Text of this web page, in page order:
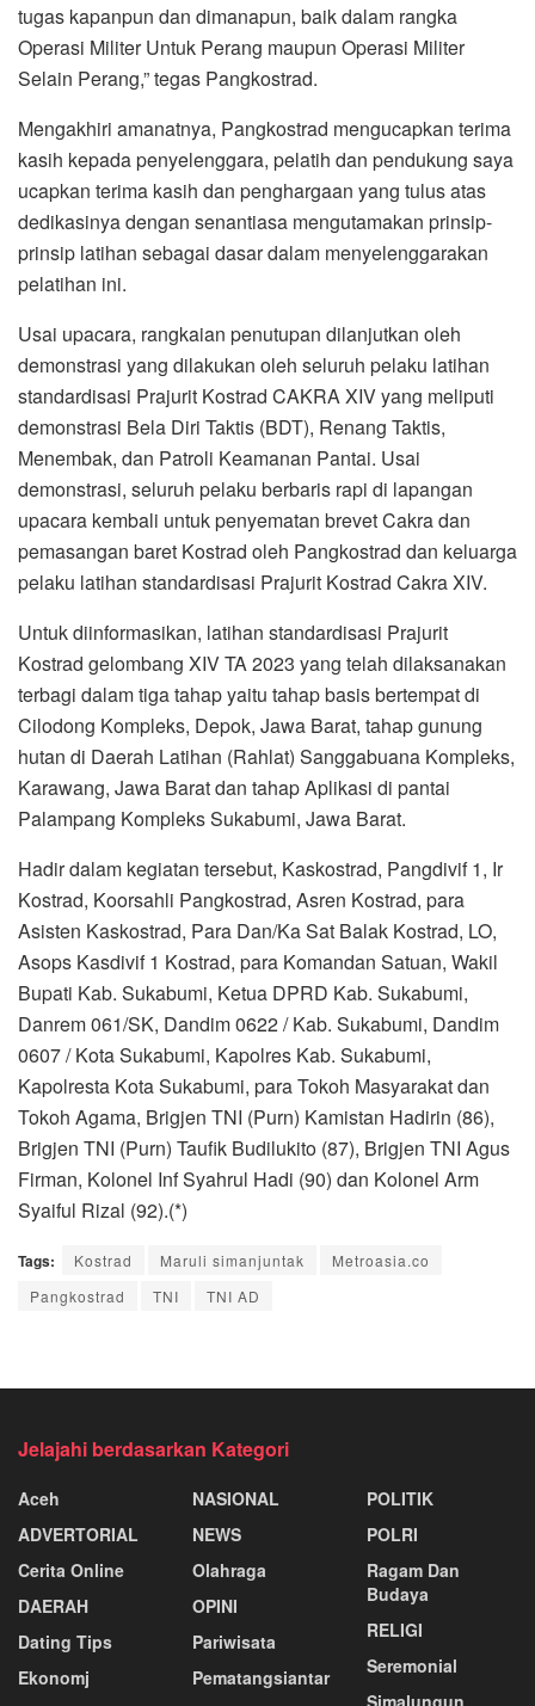
tugas kapanpun dan dimanapun, baik dalam rangka
Operasi Militer Untuk Perang maupun Operasi Militer
Selain Perang,” tegas Pangkostrad.
Mengakhiri amanatnya, Pangkostrad mengucapkan terima
kasih kepada penyelenggara, pelatih dan pendukung saya
ucapkan terima kasih dan penghargaan yang tulus atas
dedikasinya dengan senantiasa mengutamakan prinsip-
prinsip latihan sebagai dasar dalam menyelenggarakan
pelatihan ini.
Usai upacara, rangkaian penutupan dilanjutkan oleh
demonstrasi yang dilakukan oleh seluruh pelaku latihan
standardisasi Prajurit Kostrad CAKRA XIV yang meliputi
demonstrasi Bela Diri Taktis (BDT), Renang Taktis,
Menembak, dan Patroli Keamanan Pantai. Usai
demonstrasi, seluruh pelaku berbaris rapi di lapangan
upacara kembali untuk penyematan brevet Cakra dan
pemasangan baret Kostrad oleh Pangkostrad dan keluarga
pelaku latihan standardisasi Prajurit Kostrad Cakra XIV.
Untuk diinformasikan, latihan standardisasi Prajurit
Kostrad gelombang XIV TA 2023 yang telah dilaksanakan
terbagi dalam tiga tahap yaitu tahap basis bertempat di
Cilodong Kompleks, Depok, Jawa Barat, tahap gunung
hutan di Daerah Latihan (Rahlat) Sanggabuana Kompleks,
Karawang, Jawa Barat dan tahap Aplikasi di pantai
Palampang Kompleks Sukabumi, Jawa Barat.
Hadir dalam kegiatan tersebut, Kaskostrad, Pangdivif 1, Ir
Kostrad, Koorsahli Pangkostrad, Asren Kostrad, para
Asisten Kaskostrad, Para Dan/Ka Sat Balak Kostrad, LO,
Asops Kasdivif 1 Kostrad, para Komandan Satuan, Wakil
Bupati Kab. Sukabumi, Ketua DPRD Kab. Sukabumi,
Danrem 061/SK, Dandim 0622 / Kab. Sukabumi, Dandim
0607 / Kota Sukabumi, Kapolres Kab. Sukabumi,
Kapolresta Kota Sukabumi, para Tokoh Masyarakat dan
Tokoh Agama, Brigjen TNI (Purn) Kamistan Hadirin (86),
Brigjen TNI (Purn) Taufik Budilukito (87), Brigjen TNI Agus
Firman, Kolonel Inf Syahrul Hadi (90) dan Kolonel Arm
Syaiful Rizal (92).(*)
Tags: Kostrad Maruli simanjuntak
Metroasia.co
Pangkostrad
TNI TNI AD
Jelajahi berdasarkan Kategori
Aceh
ADVERTORIAL
Cerita Online
DAERAH
Dating Tips
Ekonomj
NASIONAL
NEWS
Olahraga
OPINI
Pariwisata
Pematangsiantar
POLITIK
POLRI
Ragam Dan
Budaya
RELIGI
Seremonial
Simalungun